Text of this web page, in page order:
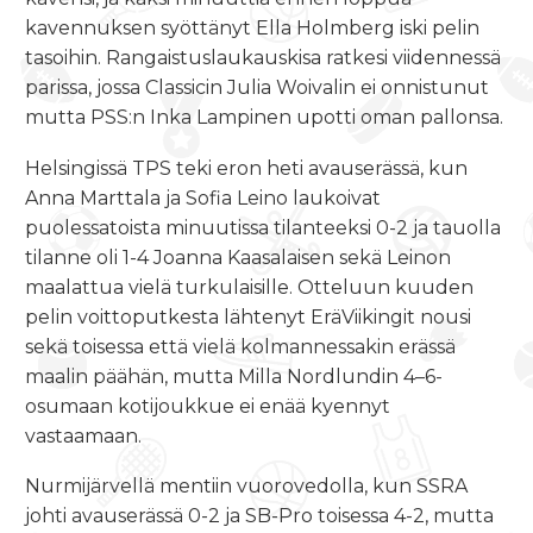
kavennuksen syöttänyt Ella Holmberg iski pelin
tasoihin. Rangaistuslaukauskisa ratkesi viidennessä
parissa, jossa Classicin Julia Woivalin ei onnistunut
mutta PSS:n Inka Lampinen upotti oman pallonsa.
Helsingissä TPS teki eron heti avauserässä, kun
Anna Marttala ja Sofia Leino laukoivat
puolessatoista minuutissa tilanteeksi 0-2 ja tauolla
tilanne oli 1-4 Joanna Kaasalaisen sekä Leinon
maalattua vielä turkulaisille. Otteluun kuuden
pelin voittoputkesta lähtenyt EräViikingit nousi
sekä toisessa että vielä kolmannessakin erässä
maalin päähän, mutta Milla Nordlundin 4–6-
osumaan kotijoukkue ei enää kyennyt
vastaamaan.
Nurmijärvellä mentiin vuorovedolla, kun SSRA
johti avauserässä 0-2 ja SB-Pro toisessa 4-2, mutta